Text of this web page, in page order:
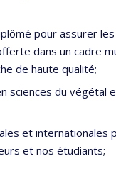
pour assurer
dans un cadre
de haute qualité;
sciences du végétal
et
et nos étudiants;